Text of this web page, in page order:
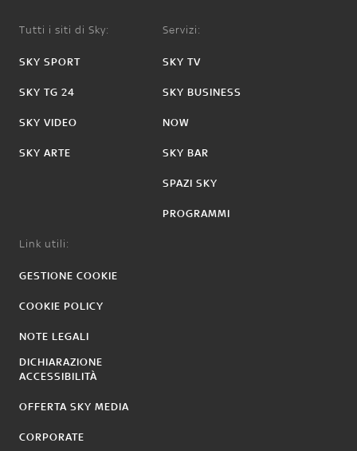
Tutti i siti di Sky:
SKY SPORT
SKY TG 24
SKY VIDEO
SKY ARTE
Servizi:
SKY TV
SKY BUSINESS
NOW
SKY BAR
SPAZI SKY
PROGRAMMI
Link utili:
GESTIONE COOKIE
COOKIE POLICY
NOTE LEGALI
DICHIARAZIONE
ACCESSIBILITÀ
OFFERTA SKY MEDIA
CORPORATE